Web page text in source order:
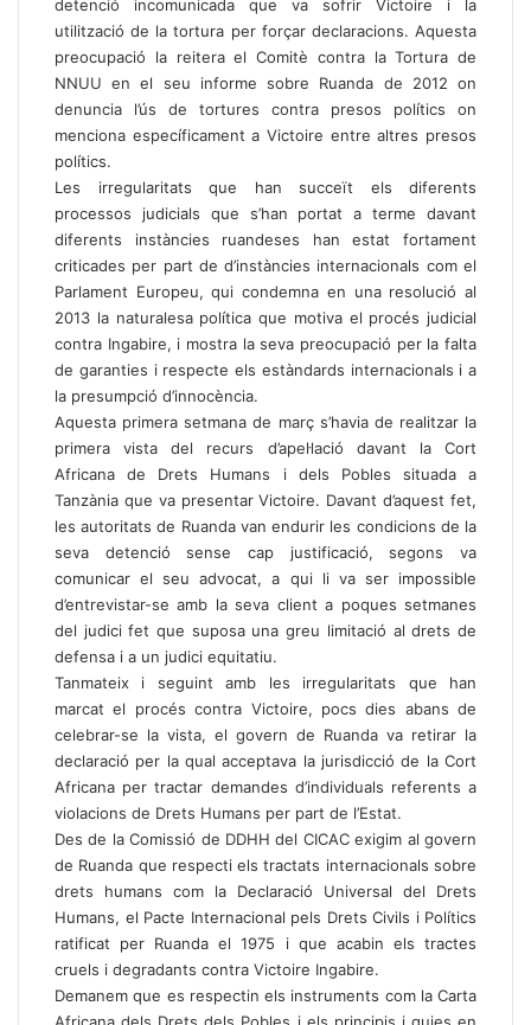
detenció incomunicada que va sofrir Victoire i la
utilització de la tortura per forçar declaracions. Aquesta
preocupació la reitera el Comitè contra la Tortura de
NNUU en el seu informe sobre Ruanda de 2012 on
denuncia l’ús de tortures contra presos polítics on
menciona específicament a Victoire entre altres presos
polítics.
Les irregularitats que han succeït els diferents
processos judicials que s’han portat a terme davant
diferents instàncies ruandeses han estat fortament
criticades per part de d’instàncies internacionals com el
Parlament Europeu, qui condemna en una resolució al
2013 la naturalesa política que motiva el procés judicial
contra Ingabire, i mostra la seva preocupació per la falta
de garanties i respecte els estàndards internacionals i a
la presumpció d’innocència.
Aquesta primera setmana de març s’havia de realitzar la
primera vista del recurs d’apel·lació davant la Cort
Africana de Drets Humans i dels Pobles situada a
Tanzània que va presentar Victoire. Davant d’aquest fet,
les autoritats de Ruanda van endurir les condicions de la
seva detenció sense cap justificació, segons va
comunicar el seu advocat, a qui li va ser impossible
d’entrevistar-se amb la seva client a poques setmanes
del judici fet que suposa una greu limitació al drets de
defensa i a un judici equitatiu.
Tanmateix i seguint amb les irregularitats que han
marcat el procés contra Victoire, pocs dies abans de
celebrar-se la vista, el govern de Ruanda va retirar la
declaració per la qual acceptava la jurisdicció de la Cort
Africana per tractar demandes d’individuals referents a
violacions de Drets Humans per part de l’Estat.
Des de la Comissió de DDHH del CICAC exigim al govern
de Ruanda que respecti els tractats internacionals sobre
drets humans com la Declaració Universal del Drets
Humans, el Pacte Internacional pels Drets Civils i Polítics
ratificat per Ruanda el 1975 i que acabin els tractes
cruels i degradants contra Victoire Ingabire.
Demanem que es respectin els instruments com la Carta